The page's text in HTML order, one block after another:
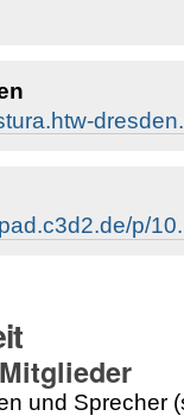
p/
und Sprecher